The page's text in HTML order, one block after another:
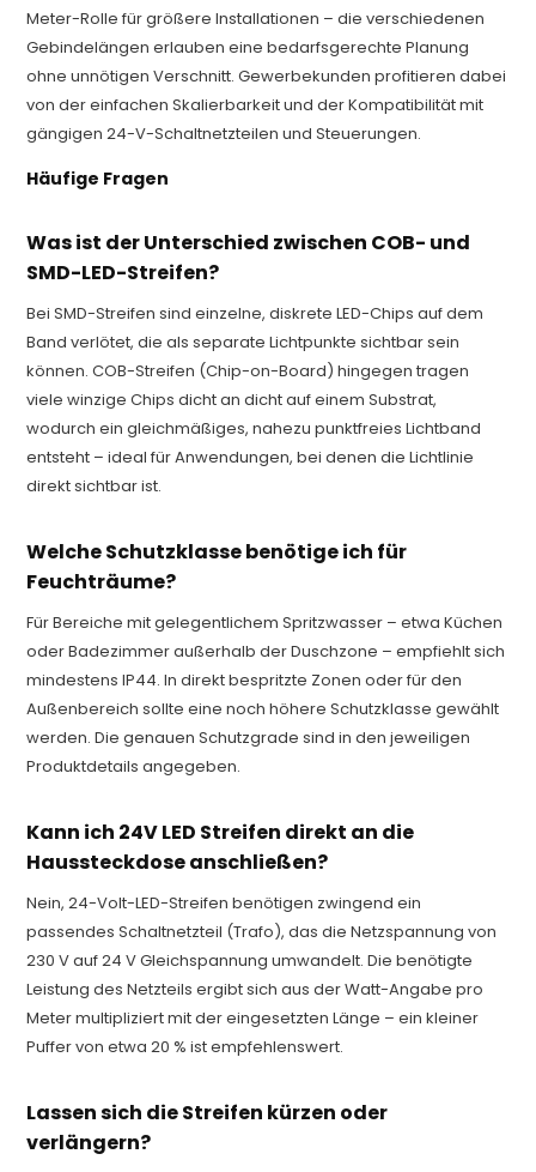
Meter-Rolle für größere Installationen – die verschiedenen
Gebindelängen erlauben eine bedarfsgerechte Planung
ohne unnötigen Verschnitt. Gewerbekunden profitieren dabei
von der einfachen Skalierbarkeit und der Kompatibilität mit
gängigen 24-V-Schaltnetzteilen und Steuerungen.
Häufige Fragen
Was ist der Unterschied zwischen COB- und
SMD-LED-Streifen?
Bei SMD-Streifen sind einzelne, diskrete LED-Chips auf dem
Band verlötet, die als separate Lichtpunkte sichtbar sein
können. COB-Streifen (Chip-on-Board) hingegen tragen
viele winzige Chips dicht an dicht auf einem Substrat,
wodurch ein gleichmäßiges, nahezu punktfreies Lichtband
entsteht – ideal für Anwendungen, bei denen die Lichtlinie
direkt sichtbar ist.
Welche Schutzklasse benötige ich für
Feuchträume?
Für Bereiche mit gelegentlichem Spritzwasser – etwa Küchen
oder Badezimmer außerhalb der Duschzone – empfiehlt sich
mindestens IP44. In direkt bespritzte Zonen oder für den
Außenbereich sollte eine noch höhere Schutzklasse gewählt
werden. Die genauen Schutzgrade sind in den jeweiligen
Produktdetails angegeben.
Kann ich 24V LED Streifen direkt an die
Haussteckdose anschließen?
Nein, 24-Volt-LED-Streifen benötigen zwingend ein
passendes Schaltnetzteil (Trafo), das die Netzspannung von
230 V auf 24 V Gleichspannung umwandelt. Die benötigte
Leistung des Netzteils ergibt sich aus der Watt-Angabe pro
Meter multipliziert mit der eingesetzten Länge – ein kleiner
Puffer von etwa 20 % ist empfehlenswert.
Lassen sich die Streifen kürzen oder
verlängern?